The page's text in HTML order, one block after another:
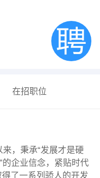
在招职位
，秉承“发展才是硬
的企业信念，紧贴时代
了一系列骄人的开发